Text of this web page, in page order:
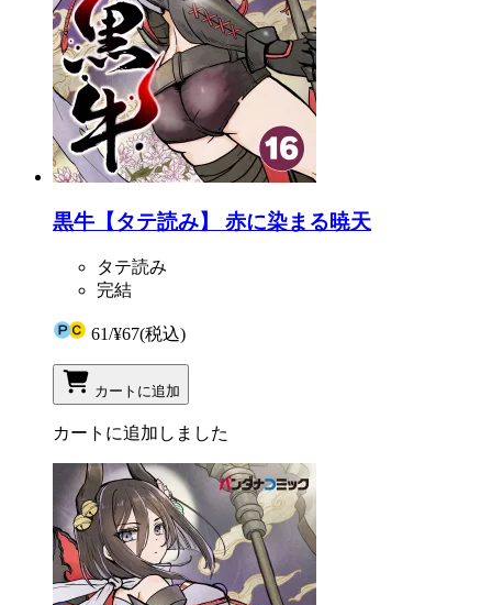
黒牛【タテ読み】 赤に染まる暁天
タテ読み
完結
61/¥67(税込)
カートに追加
カートに追加しました